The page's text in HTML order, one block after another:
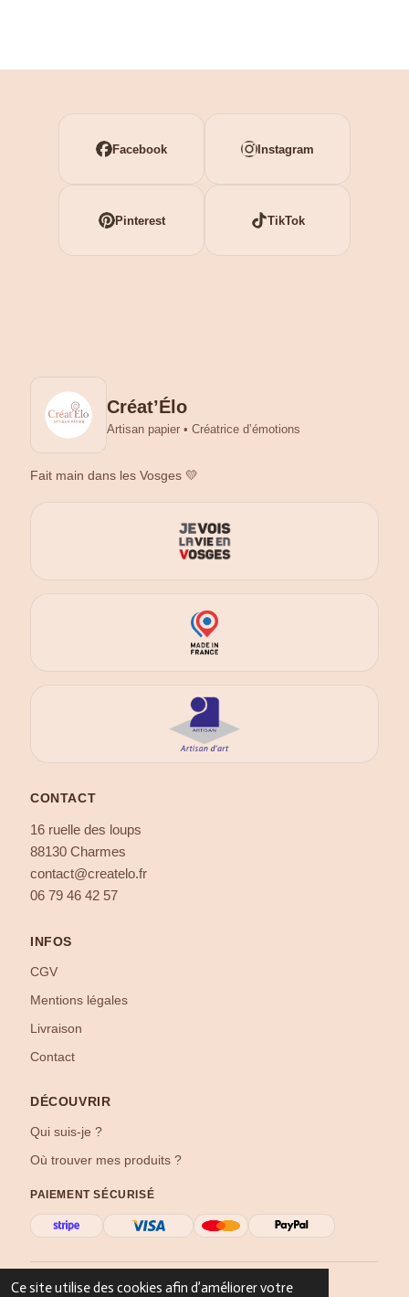
Ce site utilise des cookies afin d’améliorer votre
Facebook Instagram
Pinterest TikTok
Créat’Élo
Artisan papier • Créatrice d’émotions
Fait main dans les Vosges 💛
CONTACT
16 ruelle des loups
88130 Charmes
contact@createlo.fr
06 79 46 42 57
INFOS
CGV
Mentions légales
Livraison
Contact
DÉCOUVRIR
Qui suis-je ?
Où trouver mes produits ?
PAIEMENT SÉCURISÉ
©2026Créat’Élo — Tous droits réservés